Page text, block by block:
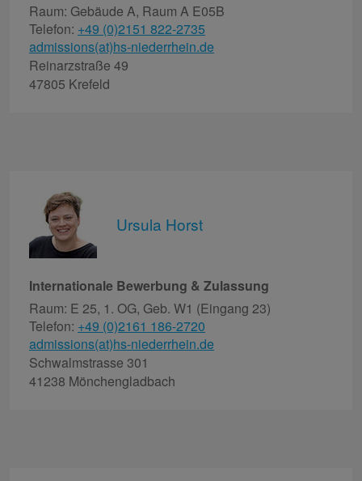
Raum: Gebäude A, Raum A E05B
Telefon: +49 (0)2151 822-2735
admissions(at)hs-niederrhein.de
Reinarzstraße 49
47805 Krefeld
Ursula Horst
Internationale Bewerbung & Zulassung
Raum: E 25, 1. OG, Geb. W1 (Eingang 23)
Telefon: +49 (0)2161 186-2720
admissions(at)hs-niederrhein.de
Schwalmstrasse 301
41238 Mönchengladbach